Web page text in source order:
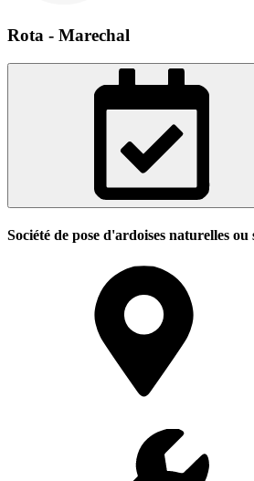
Rota - Marechal
Société de pose d'ardoises naturelles